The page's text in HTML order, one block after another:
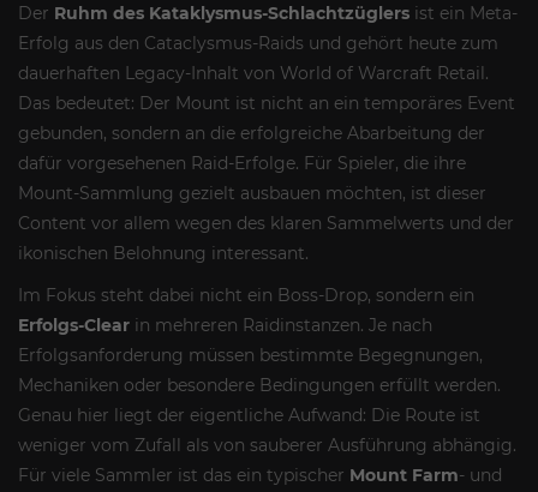
Der Ruhm des Kataklysmus-Schlachtzüglers ist ein Meta-
Erfolg aus den Cataclysmus-Raids und gehört heute zum
dauerhaften Legacy-Inhalt von World of Warcraft Retail.
Das bedeutet: Der Mount ist nicht an ein temporäres Event
gebunden, sondern an die erfolgreiche Abarbeitung der
dafür vorgesehenen Raid-Erfolge. Für Spieler, die ihre
Mount-Sammlung gezielt ausbauen möchten, ist dieser
Content vor allem wegen des klaren Sammelwerts und der
ikonischen Belohnung interessant.
Im Fokus steht dabei nicht ein Boss-Drop, sondern ein
Erfolgs-Clear in mehreren Raidinstanzen. Je nach
Erfolgsanforderung müssen bestimmte Begegnungen,
Mechaniken oder besondere Bedingungen erfüllt werden.
Genau hier liegt der eigentliche Aufwand: Die Route ist
weniger vom Zufall als von sauberer Ausführung abhängig.
Für viele Sammler ist das ein typischer Mount Farm- und